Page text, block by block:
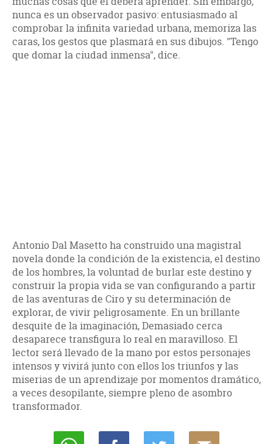
nunca es un observador pasivo: entusiasmado al
comprobar la infinita variedad urbana, memoriza las
caras, los gestos que plasmará en sus dibujos. "Tengo
que domar la ciudad inmensa", dice.
Antonio Dal Masetto ha construido una magistral
novela donde la condición de la existencia, el destino
de los hombres, la voluntad de burlar este destino y
construir la propia vida se van configurando a partir
de las aventuras de Ciro y su determinación de
explorar, de vivir peligrosamente. En un brillante
desquite de la imaginación, Demasiado cerca
desaparece transfigura lo real en maravilloso. El
lector será llevado de la mano por estos personajes
intensos y vivirá junto con ellos los triunfos y las
miserias de un aprendizaje por momentos dramático,
a veces desopilante, siempre pleno de asombro
transformador.